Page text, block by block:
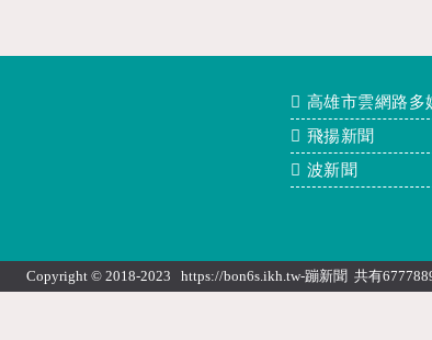
高雄市雲網路多
飛揚新聞
波新聞
Copyright © 2018-2023 https://bon6s.ikh.tw-蹦新聞 共有